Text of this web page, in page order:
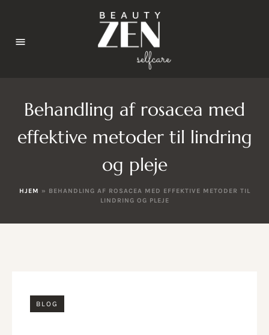
Behandling af rosacea med
effektive metoder til lindring
og pleje
HJEM » BEHANDLING AF ROSACEA MED EFFEKTIVE METODER TIL
LINDRING OG PLEJE
BLOG